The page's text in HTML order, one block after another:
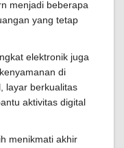
menjadi beberapa
yang tetap
elektronik juga
di
layar berkualitas
aktivitas digital
menikmati akhir